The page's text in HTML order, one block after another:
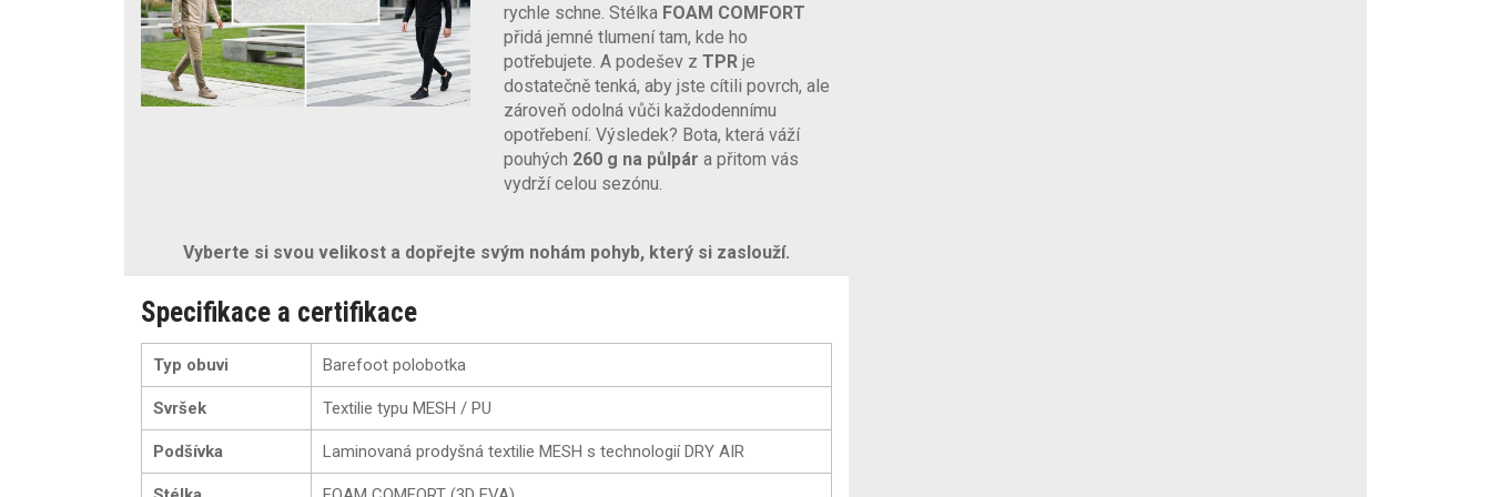
rychle schne. Stélka FOAM COMFORT
přidá jemné tlumení tam, kde ho
potřebujete. A podešev z TPR je
dostatečně tenká, aby jste cítili povrch, ale
zároveň odolná vůči každodennímu
opotřebení. Výsledek? Bota, která váží
pouhých 260 g na půlpár a přitom vás
vydrží celou sezónu.
Vyberte si svou velikost a dopřejte svým nohám pohyb, který si zaslouží.
Specifikace a certifikace
Typ obuvi Barefoot polobotka
Svršek Textilie typu MESH / PU
Podšívka Laminovaná prodyšná textilie MESH s technologií DRY AIR